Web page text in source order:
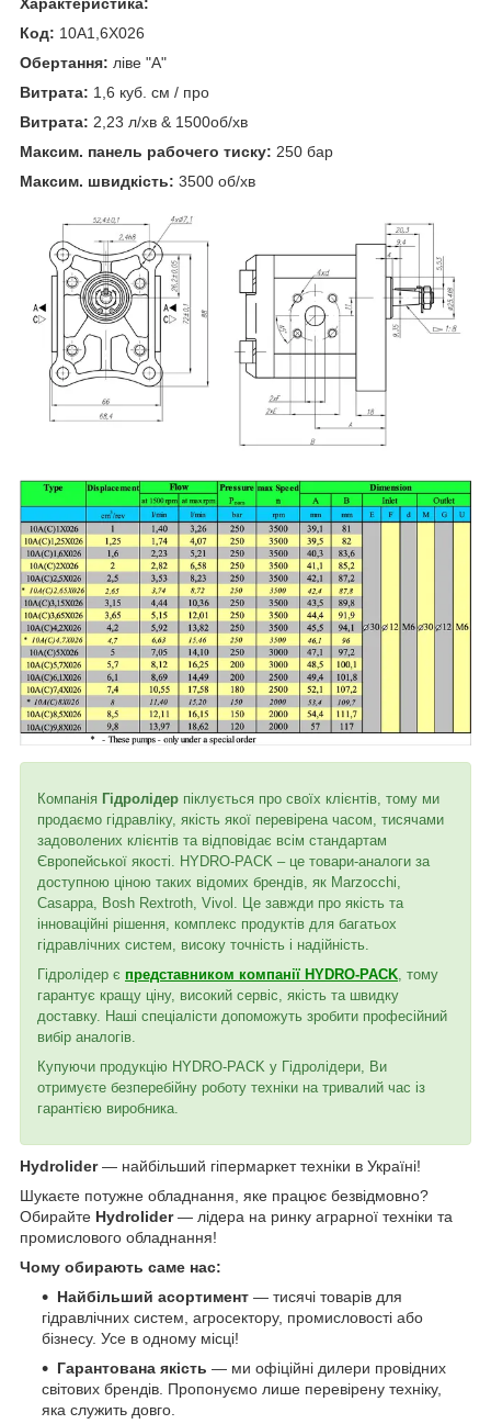
Код: 10A1,6X026
Обертання: ліве "А"
Витрата: 1,6 куб. см / про
Витрата: 2,23 л/хв & 1500об/хв
Максим. панель рабочего тиску: 250 бар
Максим. швидкість: 3500 об/хв
Компанія Гідролідер піклується про своїх клієнтів, тому ми
продаємо гідравліку, якість якої перевірена часом, тисячами
задоволених клієнтів та відповідає всім стандартам
Європейської якості. HYDRO-PACK – це товари-аналоги за
доступною ціною таких відомих брендів, як Marzocchi,
Casappa, Bosh Rextroth, Vivol. Це завжди про якість та
інноваційні рішення, комплекс продуктів для багатьох
гідравлічних систем, високу точність і надійність.
Гідролідер є представником компанії HYDRO-PACK , тому
гарантує кращу ціну, високий сервіс, якість та швидку
доставку. Наші спеціалісти допоможуть зробити професійний
вибір аналогів.
Купуючи продукцію HYDRO-PACK у Гідролідери, Ви
отримуєте безперебійну роботу техніки на тривалий час із
гарантією виробника.
Hydrolider— найбільший гіпермаркет техніки в Україні!
Шукаєте потужне обладнання, яке працює безвідмовно?
Обирайте Hydrolider— лідера на ринку аграрної техніки та
промислового обладнання!
Чому обирають саме нас:
Найбільший асортимент — тисячі товарів для
гідравлічних систем, агросектору, промисловості або
бізнесу. Усе в одному місці!
Гарантована якість — ми офіційні дилери провідних
світових брендів. Пропонуємо лише перевірену техніку,
яка служить довго.